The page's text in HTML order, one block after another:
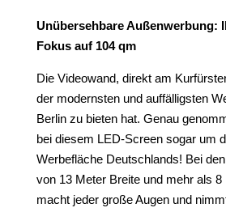
Unübersehbare Außenwerbung:
Fokus auf 104 qm
Die Videowand, direkt am
der modernsten und auffälligsten
Berlin zu bieten hat. Genau
bei diesem LED-Screen sogar um
Werbefläche Deutschlands! Bei
von 13 Meter Breite und mehr als 8
macht jeder große Augen und